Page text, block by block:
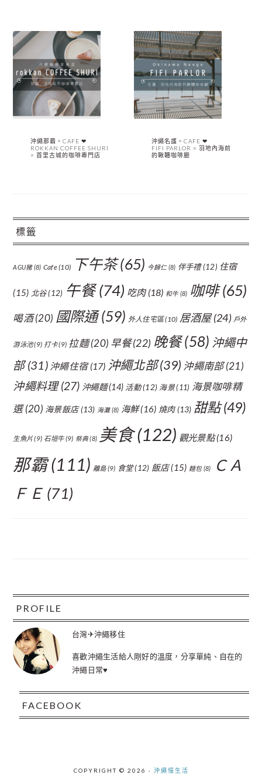
沖繩那霸。CAFE ❤︎
ROKKAN COFFEE SHURI
× 首里古城的咖啡專門店
沖繩名護。CAFE ❤︎
FIFI PARLOR × 羽地內海前
的鞦韆咖啡廳
標籤
AGU豬(8) Cafe(10) 下午茶(65) 今歸仁(8) 伴手禮(12) 住宿
(15) 北谷(12) 午餐(74) 吃肉(18) 和牛(8) 咖啡(65)
喝酒(20) 國際通(59) 外人住宅區(10) 居酒屋(24) 戶外
游泳池(9) 打卡(9) 拉麵(20) 早餐(22) 晚餐(58) 沖繩中
部(31) 沖繩住宿(17) 沖繩北部(39) 沖繩南部(21)
沖繩料理(27) 沖繩麵(14) 活動(12) 海景(11) 海景咖啡精
選(20) 海景飯店(13) 海灘(8) 海鮮(16) 燒肉(13) 甜點(49)
生魚片(9) 石垣牛(9) 祭典(8) 美食(122) 觀光景點(16)
那霸(111) 離島(9) 食堂(12) 飯店(15) 麵包 (8)
ＣＡ
ＦＥ (71)
FOOTER
PROFILE
台灣✈沖繩移住
喜歡沖繩生活給人剛好的溫度，分享單純、自在的
沖繩日常♥
FACEBOOK
COPYRIGHT © 2026 · 沖繩慢生活